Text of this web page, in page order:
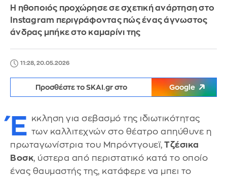
Η ηθοποιός προχώρησε σε σχετική ανάρτηση στο
Instagram περιγράφοντας πώς ένας άγνωστος
άνδρας μπήκε στο καμαρίνι της
11:28, 20.05.2026
Προσθέστε το SKAI.gr στο Google
Έ κκληση για σεβασμό της ιδιωτικότητας
των καλλιτεχνών στο θέατρο απηύθυνε η
πρωταγωνίστρια του Μπρόντγουεϊ, Τζέσικα
Βοσκ, ύστερα από περιστατικό κατά το οποίο
ένας θαυμαστής της, κατάφερε να μπει το